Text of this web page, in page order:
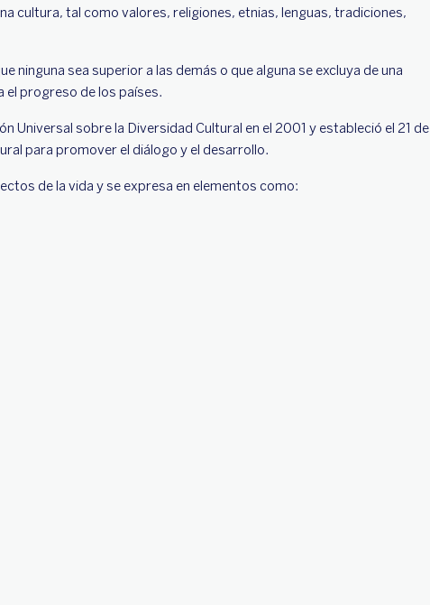
cultura, tal como valores, religiones, etnias, lenguas, tradiciones,
ninguna sea superior a las demás o que alguna se excluya de una
progreso de los países.
Universal sobre la Diversidad Cultural en el 2001 y estableció el 21 de
para promover el diálogo y el desarrollo.
de la vida y se expresa en elementos como: